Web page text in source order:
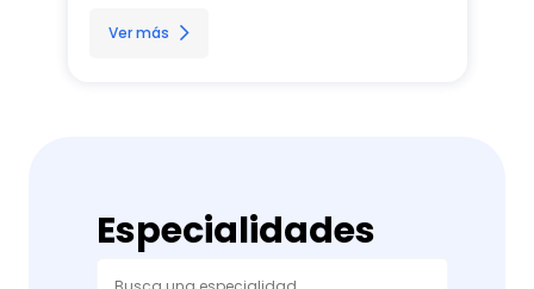
Ver más
Especialidades